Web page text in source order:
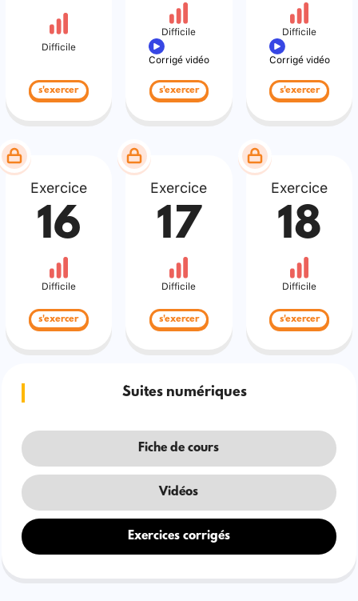
Difficile
s'exercer
Difficile
Corrigé vidéo
s'exercer
Difficile
Corrigé vidéo
s'exercer
Exercice
16
Difficile
s'exercer
Exercice
17
Difficile
s'exercer
Exercice
18
Difficile
s'exercer
Suites numériques
Fiche de cours
Vidéos
Exercices corrigés